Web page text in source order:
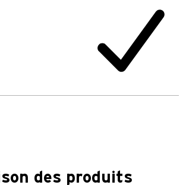
des produits